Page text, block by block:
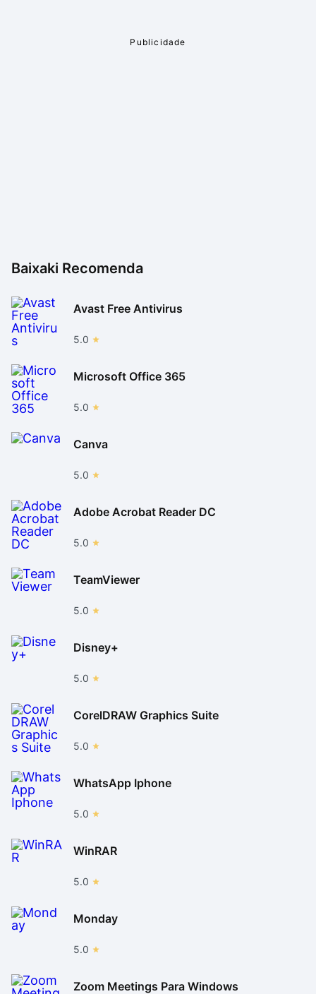
Baixaki Recomenda
Avast Free Antivirus
5.0
Microsoft Office 365
5.0
Canva
5.0
Adobe Acrobat Reader DC
5.0
TeamViewer
5.0
Disney+
5.0
CorelDRAW Graphics Suite
5.0
WhatsApp Iphone
5.0
WinRAR
5.0
Monday
5.0
Zoom Meetings Para Windows